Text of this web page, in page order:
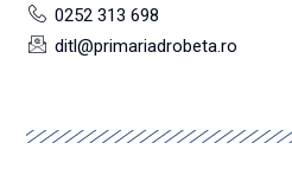
0252 313 698
ditl@primariadrobeta.ro